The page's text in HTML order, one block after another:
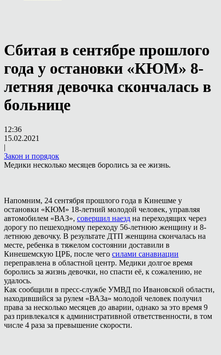
Сбитая в сентябре прошлого
года у остановки «КЮМ» 8-
летняя девочка скончалась в
больнице
12:36
15.02.2021
|
Закон и порядок
Медики несколько месяцев боролись за ее жизнь.
Напомним, 24 сентября прошлого года в Кинешме у
остановки «КЮМ» 18-летний молодой человек, управляя
автомобилем «ВАЗ», совершил наезд на переходящих через
дорогу по пешеходному переходу 56-летнюю женщину и 8-
летнюю девочку. В результате ДТП женщина скончалась на
месте, ребенка в тяжелом состоянии доставили в
Кинешемскую ЦРБ, после чего силами санавиации
переправлена в областной центр. Медики долгое время
боролись за жизнь девочки, но спасти её, к сожалению, не
удалось.
Как сообщили в пресс-службе УМВД по Ивановской области,
находившийся за рулем «ВАЗа» молодой человек получил
права за несколько месяцев до аварии, однако за это время 9
раз привлекался к административной ответственности, в том
числе 4 раза за превышение скорости.